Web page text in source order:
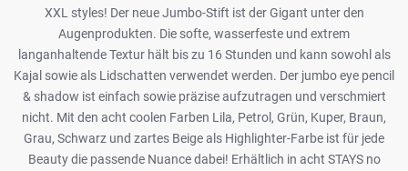
XXL styles! Der neue Jumbo-Stift ist der Gigant unter den
Augenprodukten. Die softe, wasserfeste und extrem
langanhaltende Textur hält bis zu 16 Stunden und kann sowohl als
Kajal sowie als Lidschatten verwendet werden. Der jumbo eye pencil
& shadow ist einfach sowie präzise aufzutragen und verschmiert
nicht. Mit den acht coolen Farben Lila, Petrol, Grün, Kuper, Braun,
Grau, Schwarz und zartes Beige als Highlighter-Farbe ist für jede
Beauty die passende Nuance dabei! Erhältlich in acht STAYS no